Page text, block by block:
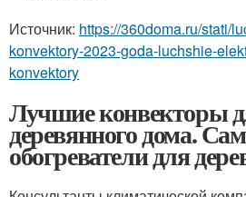
Источник: https://360doma.ru/stati/
konvektory-2023-goda-luchshie-
konvektory
Лучшие конвекторы
деревянного дома.
обогреватели для